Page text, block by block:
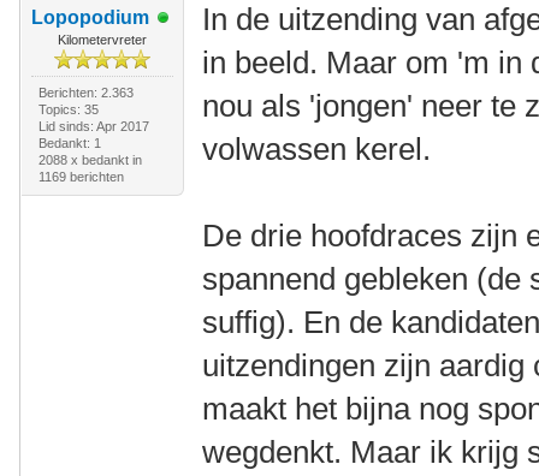
Lopopodium
Kilometervreter
Berichten: 2.363
Topics: 35
Lid sinds: Apr 2017
Bedankt: 1
2088 x bedankt in
1169 berichten
In de uitzending van
in beeld. Maar om 'm in
nou als 'jongen' neer te
volwassen kerel.
De drie hoofdraces zijn
spannend gebleken (de
suffig). En de
uitzendingen zijn aardig
maakt het bijna nog
wegdenkt. Maar ik krijg